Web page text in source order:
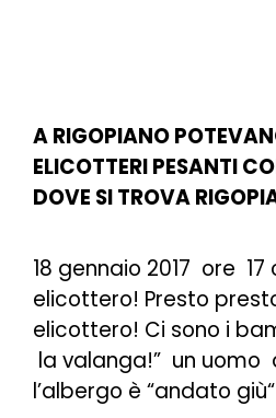
A RIGOPIANO
ELICOTTERI PESANTI
DOVE SI TROVA
18 gennaio 2017 ore 17
elicottero! Presto
elicottero! Ci sono i
la valanga!” un uomo
l’albergo è “andato giù“